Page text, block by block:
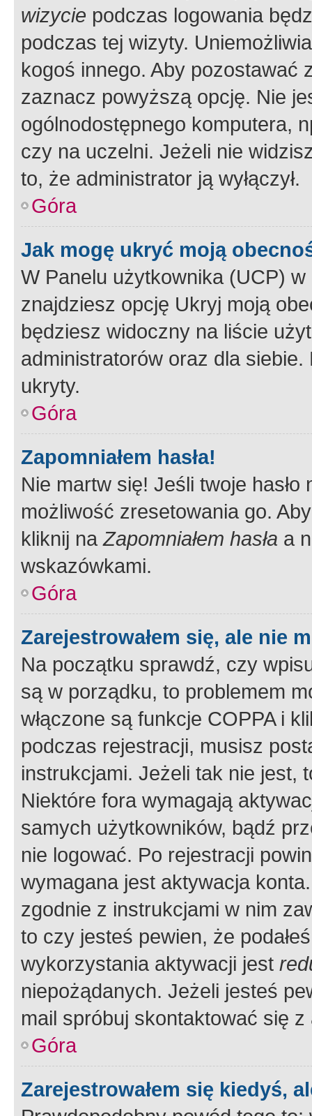
wizycie podczas logowania
podczas tej wizyty.
kogoś innego. Aby pozostawać
zaznacz powyższą opcję. Nie
ogólnodostępnego komputera,
czy na uczelni. Jeżeli nie
to, że administrator ją wyłączył.
Góra
Jak mogę ukryć moją
W Panelu użytkownika (UCP) w
znajdziesz opcję Ukryj moją
będziesz widoczny na liście
administratorów oraz dla
ukryty.
Góra
Zapomniałem hasła!
Nie martw się! Jeśli twoje
możliwość zresetowania go.
kliknij naZapomniałem hasła a
wskazówkami.
Góra
Zarejestrowałem się, ale nie
Na początku sprawdź, czy
są w porządku, to problemem
włączone są funkcje COPPA i
podczas rejestracji, musisz
instrukcjami. Jeżeli tak nie jest,
Niektóre fora wymagają
samych użytkowników, bądź
nie logować. Po rejestracji
wymagana jest aktywacja
zgodnie z instrukcjami w nim
to czy jesteś pewien, że
wykorzystania aktywacji jest
niepożądanych. Jeżeli jesteś
mail spróbuj skontaktować się
Góra
Zarejestrowałem się kiedyś,